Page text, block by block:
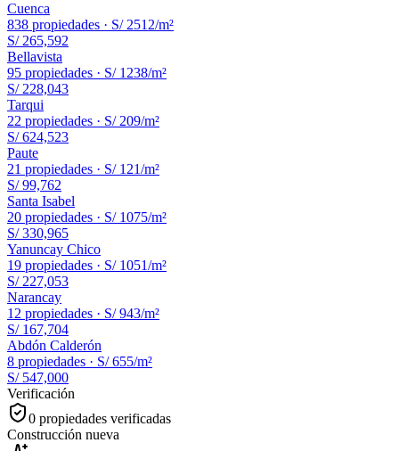
Cuenca
838 propiedades · S/ 2512/m²
S/ 265,592
Bellavista
95 propiedades · S/ 1238/m²
S/ 228,043
Tarqui
22 propiedades · S/ 209/m²
S/ 624,523
Paute
21 propiedades · S/ 121/m²
S/ 99,762
Santa Isabel
20 propiedades · S/ 1075/m²
S/ 330,965
Yanuncay Chico
19 propiedades · S/ 1051/m²
S/ 227,053
Narancay
12 propiedades · S/ 943/m²
S/ 167,704
Abdón Calderón
8 propiedades · S/ 655/m²
S/ 547,000
Verificación
0 propiedades verificadas
Construcción nueva